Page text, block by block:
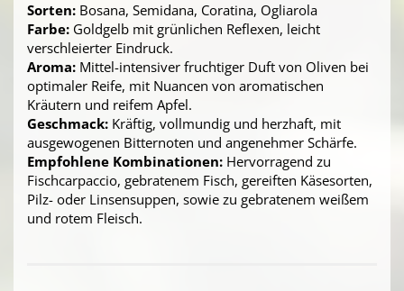
Sorten: Bosana, Semidana, Coratina, Ogliarola
Farbe: Goldgelb mit grünlichen Reflexen, leicht
verschleierter Eindruck.
Aroma: Mittel-intensiver fruchtiger Duft von Oliven bei
optimaler Reife, mit Nuancen von aromatischen
Kräutern und reifem Apfel.
Geschmack: Kräftig, vollmundig und herzhaft, mit
ausgewogenen Bitternoten und angenehmer Schärfe.
Empfohlene Kombinationen: Hervorragend zu
Fischcarpaccio, gebratenem Fisch, gereiften Käsesorten,
Pilz- oder Linsensuppen, sowie zu gebratenem weißem
und rotem Fleisch.